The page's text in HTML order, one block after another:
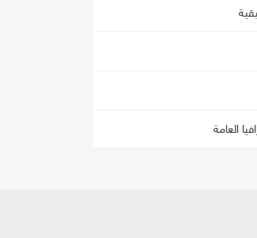
العامة